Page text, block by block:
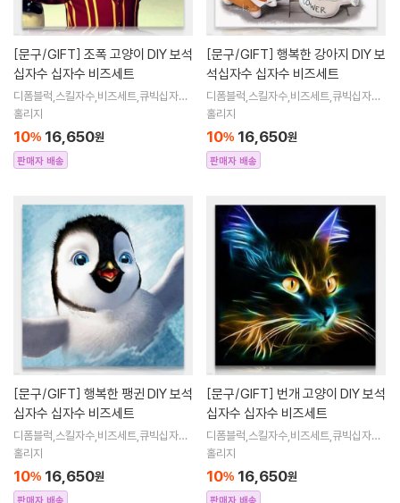
[문구/GIFT]
십자수 십자수 비즈세트
디폼블럭,스킬자수,비즈세트,큐빅십자수,
큐빅비즈,보석십자수액자,어린이보석십
수해바라
홀리지
10% 16,650원
판매자 배송
[문구/GIFT]
석십자수 십자수 비즈세트
디폼블럭,스킬자수,비즈세트,큐빅십자수,
큐빅비즈,보석십자수액자,어린이보석십
수해바라
홀리지
10% 16,650원
판매자 배송
[문구/GIFT]
십자수 십자수 비즈세트
디폼블럭,스킬자수,비즈세트,큐빅십자수,
큐빅비즈,보석십자수액자,어린이보석십
수해바라
홀리지
10% 16,650원
판매자 배송
[문구/GIFT]
십자수 십자수 비즈세트
디폼블럭,스킬자수,비즈세트,큐빅십자수,
큐빅비즈,보석십자수액자,어린이보석십
수해바라
홀리지
10% 16,650원
판매자 배송